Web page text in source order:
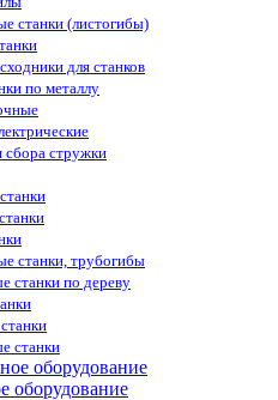
станки (листогибы)
для станков
по металлу
стружки
станки, трубогибы
станки по дереву
станки
оборудование